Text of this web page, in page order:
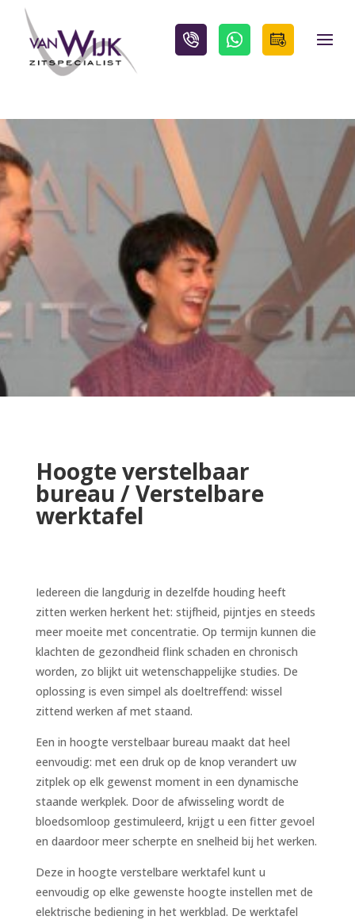
Hoogte verstelbaar
bureau / Verstelbare
werktafel
Iedereen die langdurig in dezelfde houding heeft
zitten werken herkent het: stijfheid, pijntjes en steeds
meer moeite met concentratie. Op termijn kunnen die
klachten de gezondheid flink schaden en chronisch
worden, zo blijkt uit wetenschappelijke studies. De
oplossing is even simpel als doeltreffend: wissel
zittend werken af met staand.
Een in hoogte verstelbaar bureau maakt dat heel
eenvoudig: met een druk op de knop verandert uw
zitplek op elk gewenst moment in een dynamische
staande werkplek. Door de afwisseling wordt de
bloedsomloop gestimuleerd, krijgt u een fitter gevoel
en daardoor meer scherpte en snelheid bij het werken.
Deze in hoogte verstelbare werktafel kunt u
eenvoudig op elke gewenste hoogte instellen met de
elektrische bediening in het werkblad. De werktafel